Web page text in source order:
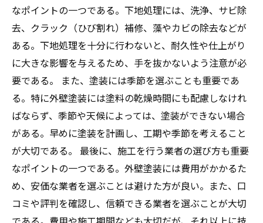
なポイントの一つである。下地処理には、洗浄、サビ除
去、クラック（ひび割れ）補修、藻やカビの除去などが
ある。下地処理を十分に行わないと、耐久性や仕上がり
に大きな影響を与えるため、手を抜かないよう注意が必
要である。 また、塗装には季節を選ぶことも重要であ
る。特に外壁塗装には塗料の乾燥時間にも配慮しなけれ
ばならず、季節や天候によっては、塗装ができない場合
がある。早めに塗装を計画し、工期や季節を考えること
が大切である。 最後に、施工を行う業者の選び方も重要
なポイントの一つである。外壁塗装には費用がかかるた
め、安価な業者を選ぶことは避けた方が良い。また、口
コミや評判を確認し、信頼できる業者を選ぶことが大切